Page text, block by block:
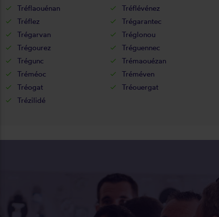
Tréflaouénan
Tréflévénez
Tréflez
Trégarantec
Trégarvan
Tréglonou
Trégourez
Tréguennec
Trégunc
Trémaouézan
Tréméoc
Tréméven
Tréogat
Tréouergat
Trézilidé